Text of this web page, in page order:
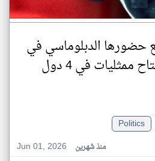
حضورها الدبلوماسي في
إفريقيا بافتتاح ممثليات في 4 دول
Politics
Jun 01, 2026
منذ شهرين